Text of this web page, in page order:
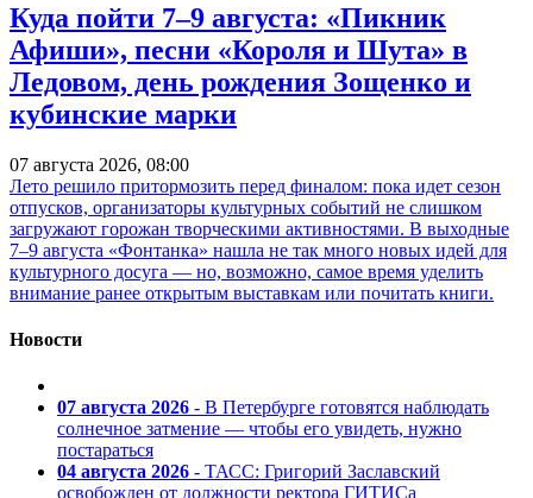
Куда пойти 7–9 августа: «Пикник
Афиши», песни «Короля и Шута» в
Ледовом, день рождения Зощенко и
кубинские марки
07 августа 2026, 08:00
Лето решило притормозить перед финалом: пока идет сезон
отпусков, организаторы культурных событий не слишком
загружают горожан творческими активностями. В выходные
7–9 августа «Фонтанка» нашла не так много новых идей для
культурного досуга — но, возможно, самое время уделить
внимание ранее открытым выставкам или почитать книги.
Новости
07 августа 2026 - В Петербурге готовятся наблюдать
солнечное затмение — чтобы его увидеть, нужно
постараться
04 августа 2026 - ТАСС: Григорий Заславский
освобожден от должности ректора ГИТИСа